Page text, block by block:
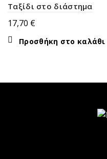
Ταξίδι στο διάστημα
17,70 €
Προσθήκη στο καλάθι